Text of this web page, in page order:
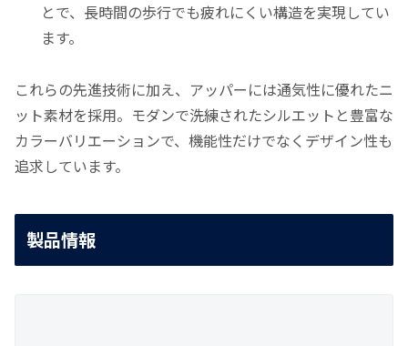
とで、長時間の歩行でも疲れにくい構造を実現してい
ます。
これらの先進技術に加え、アッパーには通気性に優れたニ
ット素材を採用。モダンで洗練されたシルエットと豊富な
カラーバリエーションで、機能性だけでなくデザイン性も
追求しています。
製品情報